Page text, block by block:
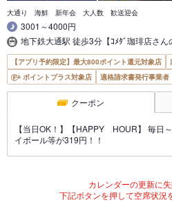
大通り 海鮮 新年会 大人数 歓送迎会
3001～4000円
地下鉄大通駅 徒歩3分【ｺﾒﾀﾞ珈琲店さん
【アプリ予約限定】最大800ポイント還元対象店
ポイントプラス対象店
適格請求書発行事業者
クーポン
【当日OK！】【HAPPY HOUR】 毎日
イボール等が319円！！
カレンダーの更新に失
下記ボタンを押して空席状況